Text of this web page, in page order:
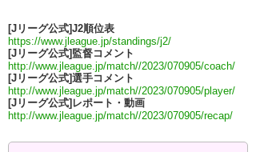
[Jリーグ公式]J2順位表
https://www.jleague.jp/standings/j2/
[Jリーグ公式]監督コメント
http://www.jleague.jp/match//2023/070905/coach/
[Jリーグ公式]選手コメント
http://www.jleague.jp/match//2023/070905/player/
[Jリーグ公式]レポート・動画
http://www.jleague.jp/match//2023/070905/recap/